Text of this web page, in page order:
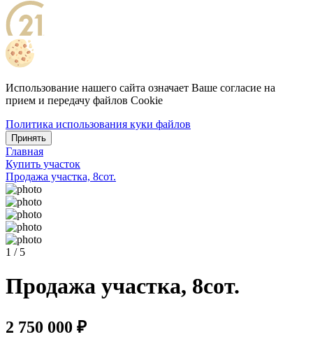
Использование нашего сайта означает Ваше согласие на
прием и передачу файлов Cookie
Политика использования куки файлов
Принять
Главная
Купить участок
Продажа участка, 8сот.
1 / 5
Продажа участка, 8сот.
2 750 000 ₽